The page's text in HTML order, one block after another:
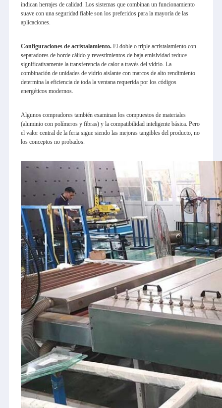
indican herrajes de calidad. Los sistemas que combinan un funcionamiento
suave con una seguridad fiable son los preferidos para la mayoría de las
aplicaciones.
Configuraciones de acristalamiento.El doble o triple acristalamiento con
separadores de borde cálido y revestimientos de baja emisividad reduce
significativamente la transferencia de calor a través del vidrio. La
combinación de unidades de vidrio aislante con marcos de alto rendimiento
determina la eficiencia de toda la ventana requerida por los códigos
energéticos modernos.
Algunos compradores también examinan los compuestos de materiales
(aluminio con polímeros y fibras) y la compatibilidad inteligente básica. Pero
el valor central de la feria sigue siendo las mejoras tangibles del producto, no
los conceptos no probados.